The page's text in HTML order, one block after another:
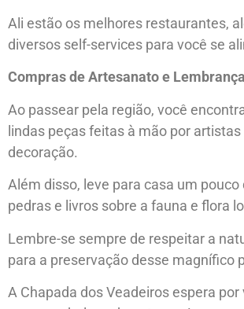
Ali estão os melhores restaurantes,
diversos self-services para você se
Compras de Artesanato e
Ao passear pela região, você
lindas peças feitas à mão por
decoração.
Além disso, leve para casa um
pedras e livros sobre a fauna e flora
Lembre-se sempre de respeitar a
para a preservação desse magnífico
A Chapada dos Veadeiros espera